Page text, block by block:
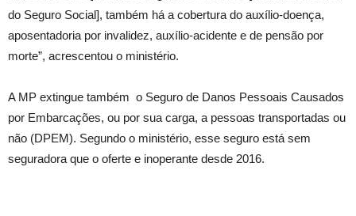
do Seguro Social], também há a cobertura do auxílio-doença,
aposentadoria por invalidez, auxílio-acidente e de pensão por
morte”, acrescentou o ministério.
A MP extingue também o Seguro de Danos Pessoais Causados
por Embarcações, ou por sua carga, a pessoas transportadas ou
não (DPEM). Segundo o ministério, esse seguro está sem
seguradora que o oferte e inoperante desde 2016.